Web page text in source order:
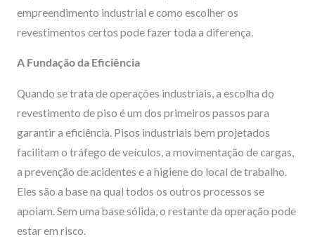
empreendimento industrial e como escolher os
revestimentos certos pode fazer toda a diferença.
A Fundação da Eficiência
Quando se trata de operações industriais, a escolha do
revestimento de piso é um dos primeiros passos para
garantir a eficiência. Pisos industriais bem projetados
facilitam o tráfego de veículos, a movimentação de cargas,
a prevenção de acidentes e a higiene do local de trabalho.
Eles são a base na qual todos os outros processos se
apoiam. Sem uma base sólida, o restante da operação pode
estar em risco.